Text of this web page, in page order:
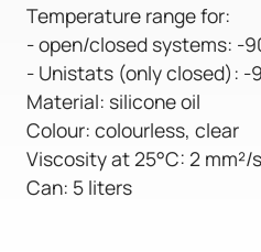
Temperature range for:
- open/closed systems: -
- Unistats (only closed): -
Material: silicone oil
Colour: colourless, clear
Viscosity at 25°C: 2 mm²/s
Can: 5 liters